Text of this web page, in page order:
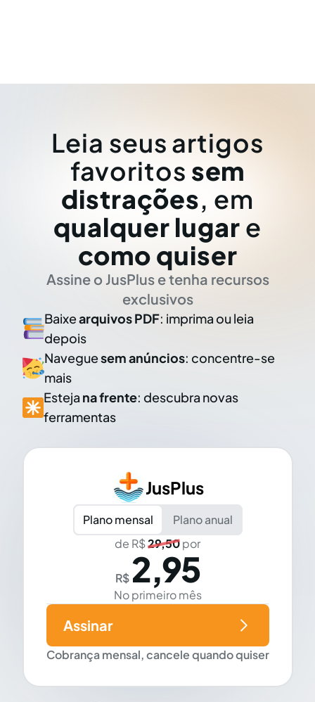
Leia seus artigos
favoritos sem
distrações, em
qualquer lugar e
como quiser
Assine o JusPlus e tenha recursos
exclusivos
Baixearquivos PDF: imprima ou leia
depois
Naveguesem anúncios: concentre-se
mais
Esteja na frente: descubra novas
ferramentas
JusPlus
Plano mensal
Plano anual
de R$29,50por
R$ 2,95
No primeiro mês
Cobrança mensal, cancele quando quiser
Assinar